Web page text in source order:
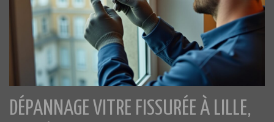
DÉPANNAGE VITRE FISSURÉE À LILLE,